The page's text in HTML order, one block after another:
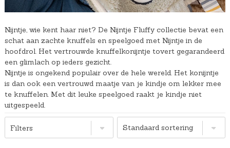
Nijntje, wie kent haar niet? De Nijntje Fluffy collectie bevat een
schat aan zachte knuffels en speelgoed met Nijntje in de
hoofdrol. Het vertrouwde knuffelkonijntje tovert gegarandeerd
een glimlach op ieders gezicht.
Nijntje is ongekend populair over de hele wereld. Het konijntje
is dan ook een vertrouwd maatje van je kindje om lekker mee
te knuffelen. Met dit leuke speelgoed raakt je kindje niet
uitgespeeld.
Filters